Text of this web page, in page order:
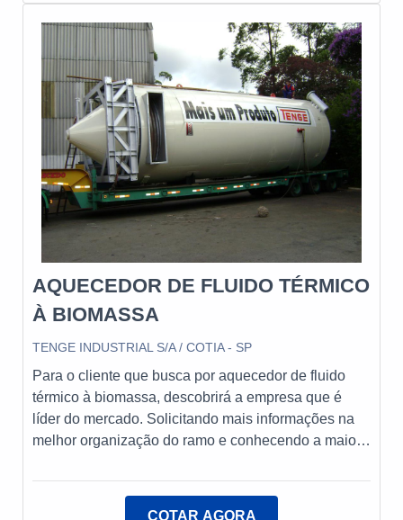
desempenho, garantindo a qualidade dos processos
produtivos.A Nofor é uma empresa nacional líder no
mercado de fabricação e fornecimento de
queimadores a óleo, a gás e dual, além de diversos
equipamentos e acessórios para combustão
industrial. Com mais de 50 anos de experiência, a
empresa se destaca pela sua expertise e
conhecimento técnico, oferecendo soluções
personalizadas de acordo com a necessidade de
cada clienteAtendendo todo o Brasil e exportando
para diversos países, a Nofor se preocupa em
oferecer um bom atendimento e colocar-se à
disposição para todas as solicitações. Confie na
Nofor para garantir o melhor desempenho e
eficiência em seus processos de combustão
AQUECEDOR DE FLUIDO TÉRMICO
À BIOMASSA
TENGE INDUSTRIAL S/A / COTIA - SP
Para o cliente que busca por aquecedor de fluido
térmico à biomassa, descobrirá a empresa que é
líder do mercado. Solicitando mais informações na
melhor organização do ramo e conhecendo a maior
o desejo é por aquecedor de fluido térmico à
COTAR AGORA